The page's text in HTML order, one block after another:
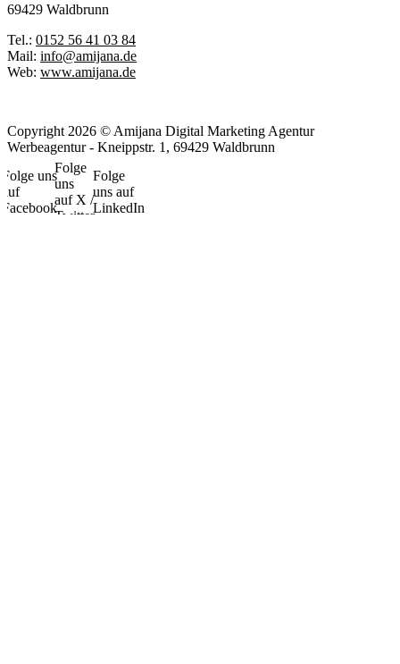
69429 Waldbrunn
Tel.: 0152 56 41 03 84
Mail: info@amijana.de
Web: www.amijana.de
Copyright 2026 © Amijana Digital Marketing Agentur
Werbeagentur - Kneippstr. 1, 69429 Waldbrunn
Folge uns
auf
Facebook
Folge
uns
auf X /
Twitter
Folge
uns auf
LinkedIn